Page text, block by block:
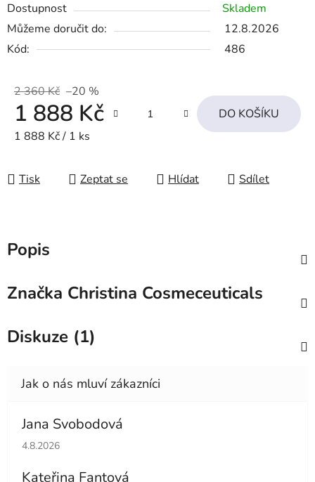
Dostupnost
Skladem
Můžeme doručit do:
12.8.2026
Kód:
486
2 360 Kč –20 %
1 888 Kč
Měrná cena:
1 888 Kč / 1 ks
DO KOŠÍKU
Tisk Zeptat se Hlídat Sdílet
Popis
Značka Christina Cosmeceuticals
Diskuze (1)
Jana Svobodová
Hodnocení obchodu je 5 z 5 hvězdiček.
4.8.2026
Kateřina Fantová